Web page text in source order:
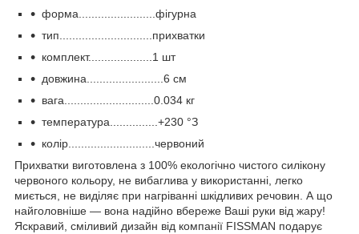
форма........................фігурна
тип.............................прихватки
комплект....................1 шт
довжина........................6 см
вага............................0.034 кг
температура...............+230 °З
колір...........................червоний
Прихватки виготовлена з 100% екологічно чистого силікону
червоного кольору, не вибаглива у використанні, легко
миється, не виділяє при нагріванні шкідливих речовин. А що
найголовніше — вона надійно вбереже Ваші руки від жару!
Яскравий, сміливий дизайн від компанії FISSMAN подарує